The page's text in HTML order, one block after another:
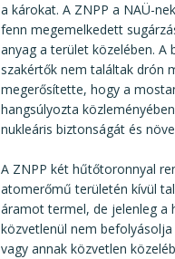
a károkat. A ZNPP a NAÜ-
fenn megemelkedett
anyag a terület közelében.
szakértők nem találtak drón
megerősítette, hogy a
hangsúlyozta
nukleáris biztonságát és
A ZNPP két hűtőtoronnyal
atomerőmű területén kívül
áramot termel, de jelenleg a
közvetlenül nem
vagy annak közvetlen